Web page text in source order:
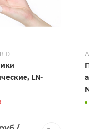
LN-